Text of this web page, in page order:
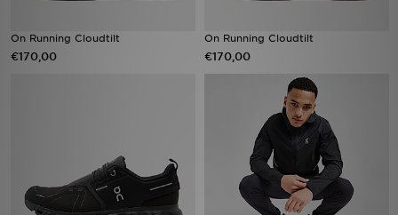
On Running Cloudtilt
€170,00
On Running Cloudtilt
€170,00
Wie wij zijn